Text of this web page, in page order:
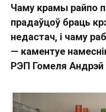
Чаму крамы райпо
прадаўцоў браць
недастач, і чаму
— каментуе
РЭП Гомеля